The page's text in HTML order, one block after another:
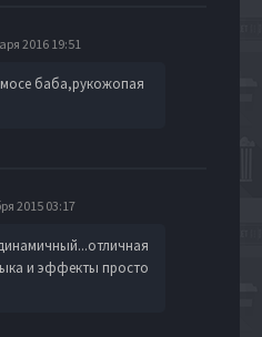
2016 19:51
баба,рукожопая
2015 03:17
и эффекты просто